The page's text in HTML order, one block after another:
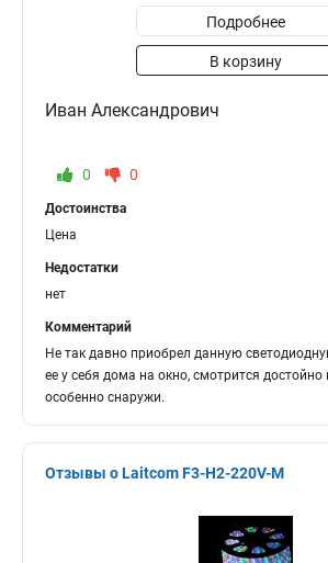
Подробнее
В корзину
Иван Александрович
0 0
Достоинства
Цена
Недостатки
нет
Комментарий
Не так давно приобрел данную
ее у себя дома на окно, смотрится достойно
особенно снаружи.
Отзывы о Laitcom F3-H2-220V-M